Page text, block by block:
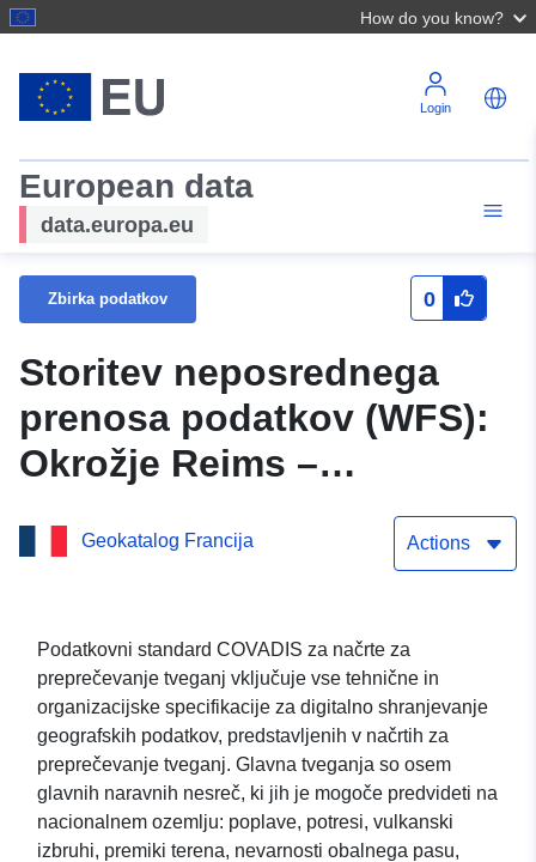
How do you know?
Login
European data
data.europa.eu
Zbirka podatkov 0
Storitev neposrednega
prenosa podatkov (WFS):
Okrožje Reims –
Geokatalog Francija Actions
Podatkovni standard COVADIS za načrte za
preprečevanje tveganj vključuje vse tehnične in
organizacijske specifikacije za digitalno shranjevanje
geografskih podatkov, predstavljenih v načrtih za
preprečevanje tveganj. Glavna tveganja so osem
glavnih naravnih nesreč, ki jih je mogoče predvideti na
nacionalnem ozemlju: poplave, potresi, vulkanski
izbruhi, premiki terena, nevarnosti obalnega pasu,